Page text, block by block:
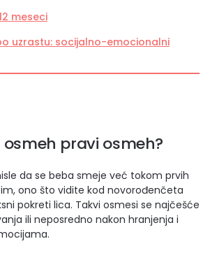
meseci
uzrastu: socijalno-emocionalni
osmeh pravi osmeh?
da se beba smeje već tokom prvih
ono što vidite kod novorođenčeta
pokreti lica. Takvi osmesi se najčešće
ili neposredno nakon hranjenja i